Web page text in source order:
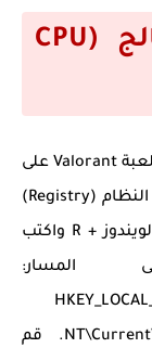
تخصيص أولوية المعالج (CPU
لضمان أن يمنح الكمبيوتر الأولوية القصوى للعبة Valorant على
حساب البرامج الأخرى، يمكننا تعديل سجل النظام (Registry)
. قم